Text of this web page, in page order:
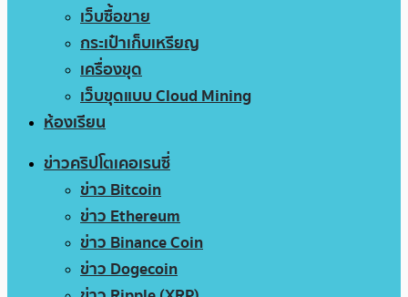
เว็บซื้อขาย
กระเป๋าเก็บเหรียญ
เครื่องขุด
เว็บขุดแบบ Cloud Mining
ห้องเรียน
ข่าวคริปโตเคอเรนซี่
ข่าว Bitcoin
ข่าว Ethereum
ข่าว Binance Coin
ข่าว Dogecoin